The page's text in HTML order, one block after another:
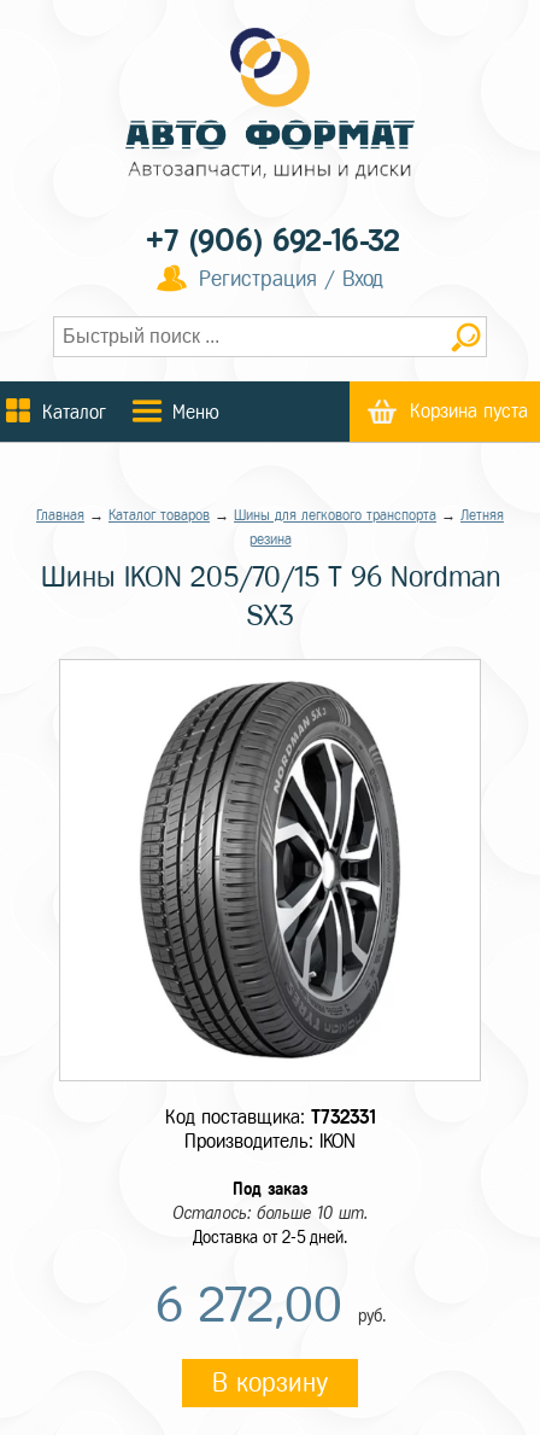
+7 (906) 692-16-32
Регистрация / Вход
Каталог Меню Корзина пуста
Главная → Каталог товаров → Шины для легкового транспорта → Летняя
резина
Шины IKON 205/70/15 T 96 Nordman
SX3
Код поставщика: T732331
Производитель: IKON
Под заказ
Осталось: больше 10 шт.
Доставка от 2-5 дней.
6 272,00 руб.
В корзину